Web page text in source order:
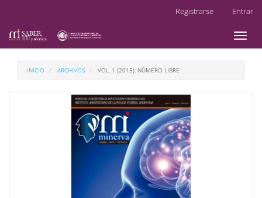
Contenido
principal
lateral
Registrarse Entrar
Toggle
INICIO ARCHIVOS VOL. 1 (2015): NÚMERO LIBRE